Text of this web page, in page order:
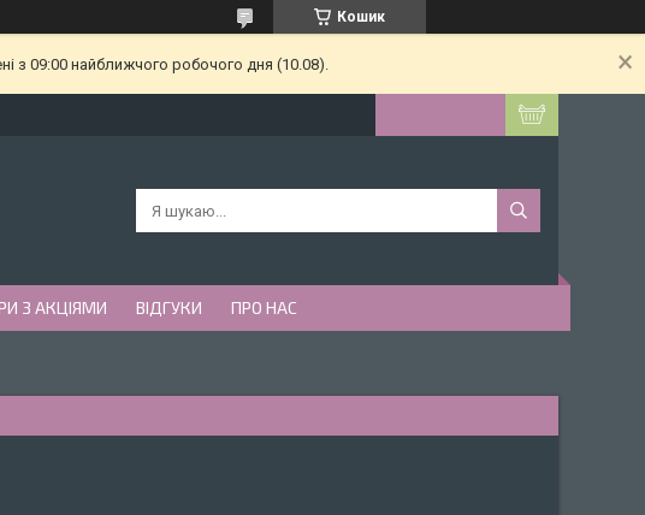
Кошик
з 09:00 найближчого робочого дня (10.08).
З АКЦІЯМИ ВІДГУКИ ПРО НАС